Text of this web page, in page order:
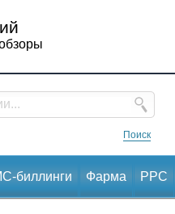
Поиск
биллинги Фарма PPC